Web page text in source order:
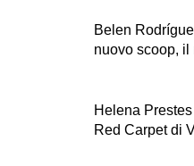
Belen
nuovo scoop, il
Helena
Red Carpet di